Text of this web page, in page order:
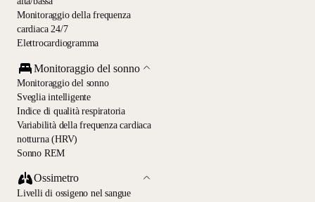
Monitoraggio della frequenza
cardiaca 24/7
Elettrocardiogramma
Monitoraggio del sonno
Monitoraggio del sonno
Sveglia intelligente
Indice di qualità respiratoria
Variabilità della frequenza cardiaca
notturna (HRV)
Sonno REM
Ossimetro
Livelli di ossigeno nel sangue